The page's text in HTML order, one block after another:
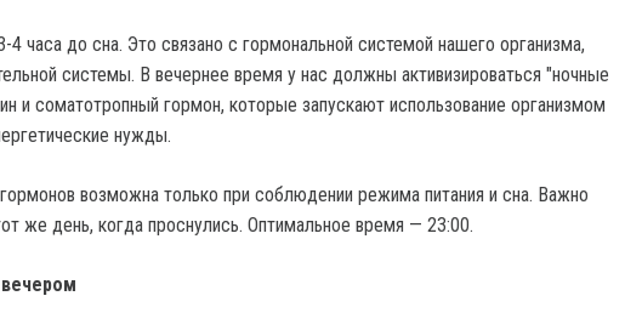
4 часа до сна. Это связано с гормональной системой нашего организма,
системы. В вечернее время у нас должны активизироваться "ночные
и соматотропный гормон, которые запускают использование организмом
нужды.
возможна только при соблюдении режима питания и сна. Важно
же день, когда проснулись. Оптимальное время — 23:00.